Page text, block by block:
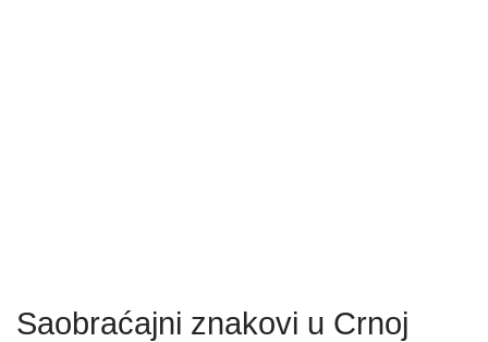
Saobraćajni znakovi u Crnoj